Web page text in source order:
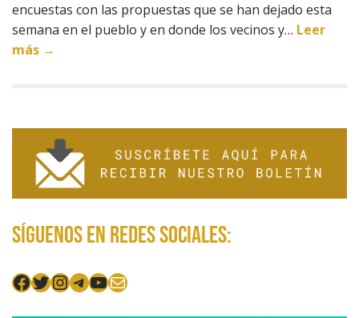
encuestas con las propuestas que se han dejado esta
semana en el pueblo y en donde los vecinos y… Leer
más →
Síguenos en redes sociales:
Facebook
Twitter
Instagram
Telegram
YouTube
Mail